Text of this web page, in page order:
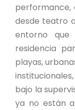
performance,
desde teatro
entorno que
residencia
playas,
bajo la
ya no están